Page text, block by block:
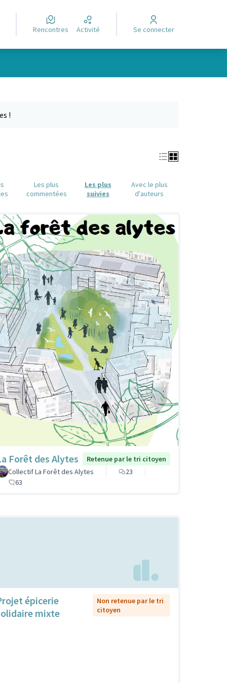
Rencontres Activité Se connecter
!
Les plus
commentées
Les plus
suivies
Avec le plus
d'auteurs
Forêt des Alytes
Retenue par le tri citoyen
Collectif La Forêt des Alytes
23
63
épicerie
mixte
Non retenue par le tri
citoyen